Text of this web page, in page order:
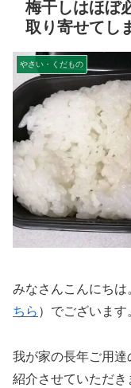
梅干しはほぼ
取り寄せてし
やさい・くだもの
みなさんこんにち
ちら ）でございます
我が家の長年ご用
紹介させていただき